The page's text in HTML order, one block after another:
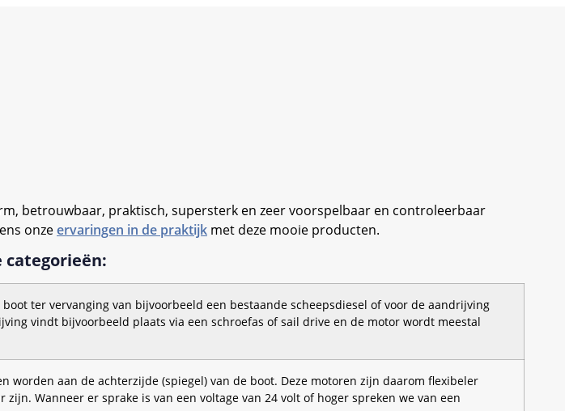
betrouwbaar, praktisch, supersterk en zeer voorspelbaar en controleerbaar
onzeervaringen in de praktijk met deze mooie producten.
categorieën:
ter vervanging van bijvoorbeeld een bestaande scheepsdiesel of voor de aandrijving
vindt bijvoorbeeld plaats via een schroefas of sail drive en de motor wordt meestal
worden aan de achterzijde (spiegel) van de boot. Deze motoren zijn daarom flexibeler
Wanneer er sprake is van een voltage van 24 volt of hoger spreken we van een